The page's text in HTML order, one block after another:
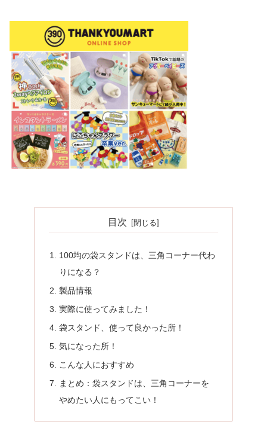
目次
100均の袋スタンドは、三角コーナー代わ
りになる？
製品情報
実際に使ってみました！
袋スタンド、使って良かった所！
気になった所！
こんな人におすすめ
まとめ：袋スタンドは、三角コーナーを
やめたい人にもってこい！